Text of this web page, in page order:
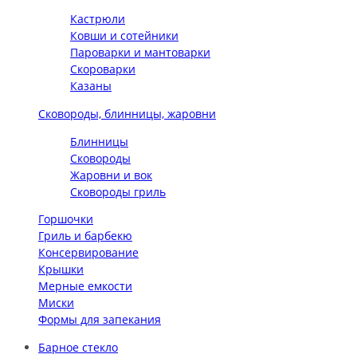
Кастрюли
Ковши и сотейники
Пароварки и мантоварки
Скороварки
Казаны
Сковороды, блинницы, жаровни
Блинницы
Сковороды
Жаровни и вок
Сковороды гриль
Горшочки
Гриль и барбекю
Консервирование
Крышки
Мерные емкости
Миски
Формы для запекания
Барное стекло